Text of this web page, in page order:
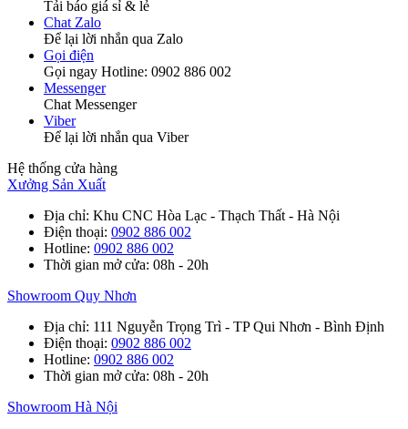
Tải báo giá sỉ & lẻ
Chat Zalo
Để lại lời nhắn qua Zalo
Gọi điện
Gọi ngay Hotline: 0902 886 002
Messenger
Chat Messenger
Viber
Để lại lời nhắn qua Viber
Hệ thống cửa hàng
Xưởng Sản Xuất
Địa chỉ: Khu CNC Hòa Lạc - Thạch Thất - Hà Nội
Điện thoại: 0902 886 002
Hotline: 0902 886 002
Thời gian mở cửa: 08h - 20h
Showroom Quy Nhơn
Địa chỉ: 111 Nguyễn Trọng Trì - TP Qui Nhơn - Bình Định
Điện thoại: 0902 886 002
Hotline: 0902 886 002
Thời gian mở cửa: 08h - 20h
Showroom Hà Nội